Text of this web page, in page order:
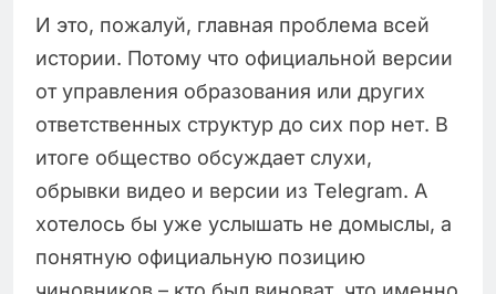
И это, пожалуй, главная проблема всей
истории. Потому что официальной версии
от управления образования или других
ответственных структур до сих пор нет. В
итоге общество обсуждает слухи,
обрывки видео и версии из Telegram. А
хотелось бы уже услышать не домыслы, а
понятную официальную позицию